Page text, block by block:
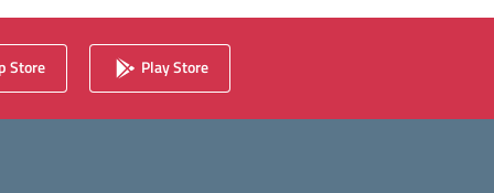
Store Play Store